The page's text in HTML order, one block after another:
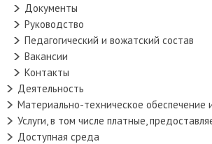
Документы
Руководство
Педагогический и вожатский состав
Вакансии
Контакты
Деятельность
Материально-техническое
Услуги, в том числе платные,
Доступная среда